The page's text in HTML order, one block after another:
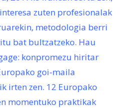
zuten profesionalak
metodologia berri
bat bultzatzeko. Hau
konpromezu hiritar
goi-maila
irten zen. 12 Europako
momentuko praktikak